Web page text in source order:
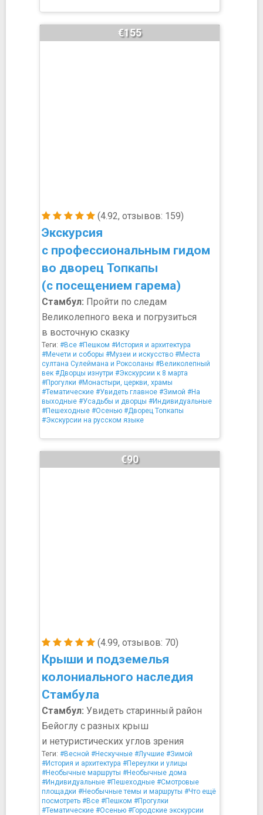
(4.92, отзывов: 159)
Экскурсия
с профессиональным гидом
во дворец Топкапы
(с посещением гарема)
€155
Стамбул: Пройти по следам
Великолепного века и погрузиться
в восточную сказку
Теги: #Все #Пешком #История и архитектура
#Мечети и соборы #Музеи и искусство #Места
султана Сулеймана и Роксоланы #Великолепный
век #Дворцы изнутри #Экскурсии к 8 марта
#Прогулки #Монастыри, церкви, храмы
#Тематические #Увидеть главное #Зимой #На
выходные #Усадьбы и дворцы #Индивидуальные
#Пешеходные #Осенью #Дворец Топкапы
#Экскурсии на русском языке
(4.99, отзывов: 70)
Крыши и подземелья
колониального наследия
Стамбула
€90
Стамбул: Увидеть старинный район
Бейоглу с разных крыш
и нетуристических углов зрения
Теги: #Весной #Нескучные #Лучшие #Зимой
#История и архитектура #Переулки и улицы
#Необычные маршруты #Необычные дома
#Индивидуальные #Пешеходные #Смотровые
площадки #Необычные темы и маршруты #Что ещё
посмотреть #Все #Пешком #Прогулки
#Тематические #Осенью #Городские экскурсии